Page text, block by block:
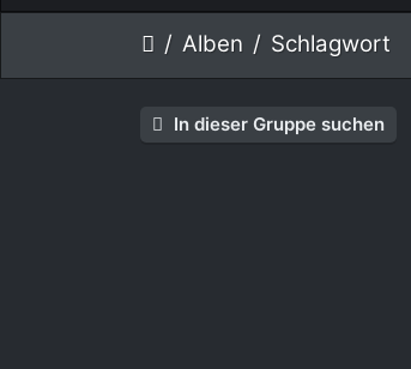
Alben Schlagwort
In dieser Gruppe suchen